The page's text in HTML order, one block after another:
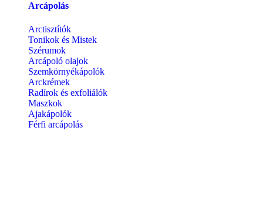
Arcápolás
Arctisztítók
Tonikok és Mistek
Szérumok
Arcápoló olajok
Szemkörnyékápolók
Arckrémek
Radírok és exfoliálók
Maszkok
Ajakápolók
Férfi arcápolás